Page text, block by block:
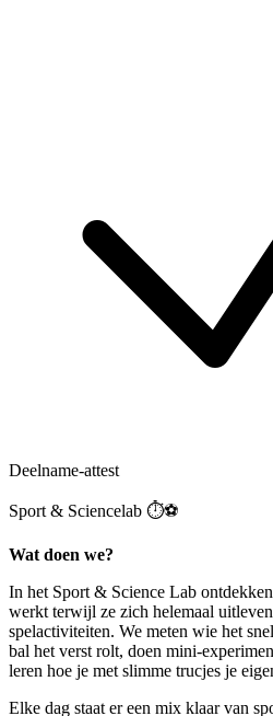
Deelname-attest
Sport & Sciencelab ⏱️⚽️
Wat doen we?
In het Sport & Science Lab
werkt terwijl ze zich helemaal
spelactiviteiten. We meten wie het
bal het verst rolt, doen mini-
leren hoe je met slimme trucjes je
Elke dag staat er een mix klaar van